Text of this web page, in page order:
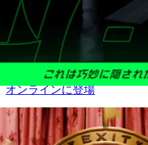
【情報解禁】「謎まみれ」
オンラインに登場
EVENTS